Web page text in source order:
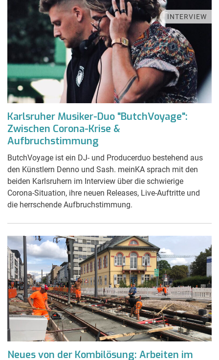
INTERVIEW
Karlsruher Musiker-Duo "ButchVoyage":
Zwischen Corona-Krise &
Aufbruchstimmung
ButchVoyage ist ein DJ- und Producerduo bestehend aus
den Künstlern Denno und Sash. meinKA sprach mit den
beiden Karlsruhern im Interview über die schwierige
Corona-Situation, ihre neuen Releases, Live-Auftritte und
die herrschende Aufbruchstimmung.
Neues von der Kombilösung: Arbeiten im